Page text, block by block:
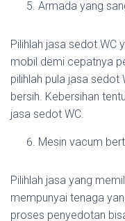
Armada yang
Pilihlah jasa sedot WC
mobil demi cepatnya
pilihlah pula jasa sedot
bersih. Kebersihan
jasa sedot WC.
Mesin vacum
Pilihlah jasa yang
mempunyai tenaga
proses penyedotan